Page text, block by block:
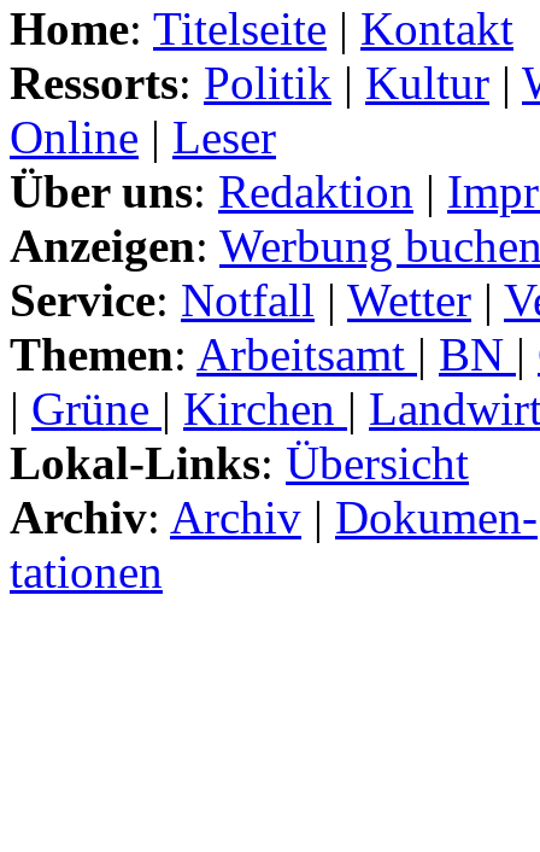
Home: Titelseite | Kontakt
Ressorts: Politik | Kultur |
Online | Leser
Über uns: Redaktion |
Anzeigen: Werbung
Service: Notfall | Wetter |
Themen: Arbeitsamt | BN |
| Grüne | Kirchen |
Lokal-Links: Übersicht
Archiv: Archiv | Dokumen-
tationen